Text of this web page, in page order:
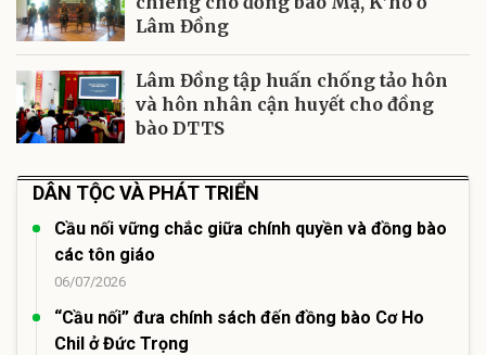
Lâm Đồng
Lâm Đồng tập huấn chống tảo hôn
và hôn nhân cận huyết cho đồng
bào DTTS
DÂN TỘC VÀ PHÁT TRIỂN
Cầu nối vững chắc giữa chính quyền và đồng bào
các tôn giáo
06/07/2026
“Cầu nối” đưa chính sách đến đồng bào Cơ Ho
Chil ở Đức Trọng